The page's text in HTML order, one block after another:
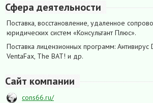
Сфера деятельности
Поставка, восстановление, удаленное
юридических систем «Консультант Плюс».
Поставка лицензионных программ: Антивирус
VentaFax, The BAT! и др.
Сайт компании
cons66.ru/